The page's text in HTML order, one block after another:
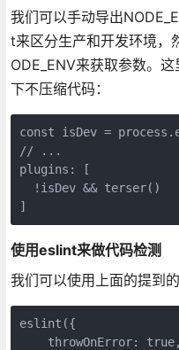
我们可以手动导出
t来区分生产和开发环境，
ODE_ENV来获取参数。
下不压缩代码：
const isDev =
// ...
plugins: [
  !isDev && terser()
]
使用eslint来做代码检测
我们可以使用上面的提到
eslint({
    throwOnError: true,